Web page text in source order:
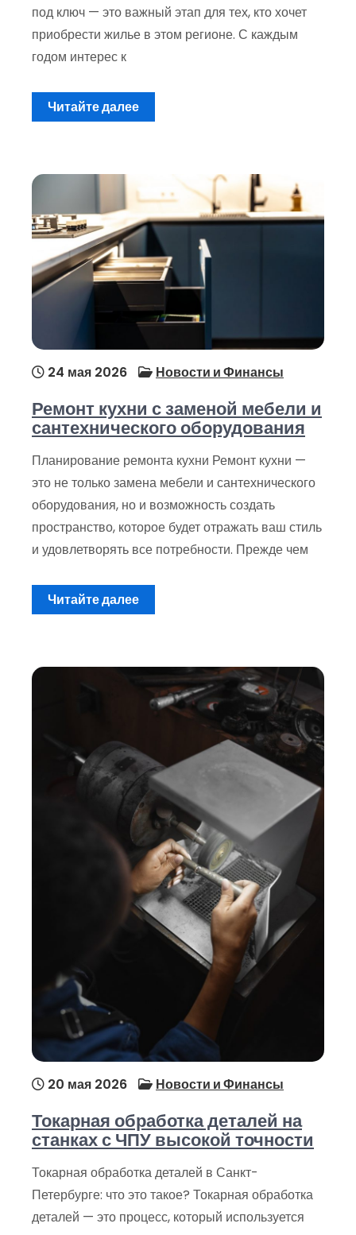
под ключ — это важный этап для тех, кто хочет
приобрести жилье в этом регионе. С каждым
годом интерес к
Читайте далее
24 мая 2026 Новости и Финансы
Ремонт кухни с заменой мебели и
сантехнического оборудования
Планирование ремонта кухни Ремонт кухни —
это не только замена мебели и сантехнического
оборудования, но и возможность создать
пространство, которое будет отражать ваш стиль
и удовлетворять все потребности. Прежде чем
Читайте далее
20 мая 2026 Новости и Финансы
Токарная обработка деталей на
станках с ЧПУ высокой точности
Токарная обработка деталей в Санкт-
Петербурге: что это такое? Токарная обработка
деталей — это процесс, который используется